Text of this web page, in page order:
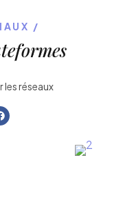
les réseaux